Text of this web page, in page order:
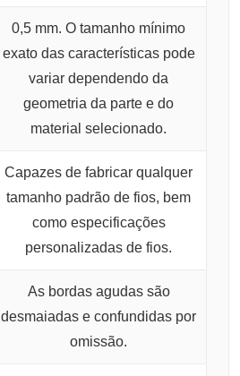
0,5 mm. O tamanho mínimo
exato das características pode
variar dependendo da
geometria da parte e do
material selecionado.
Capazes de fabricar qualquer
tamanho padrão de fios, bem
como especificações
personalizadas de fios.
As bordas agudas são
desmaiadas e confundidas por
omissão.